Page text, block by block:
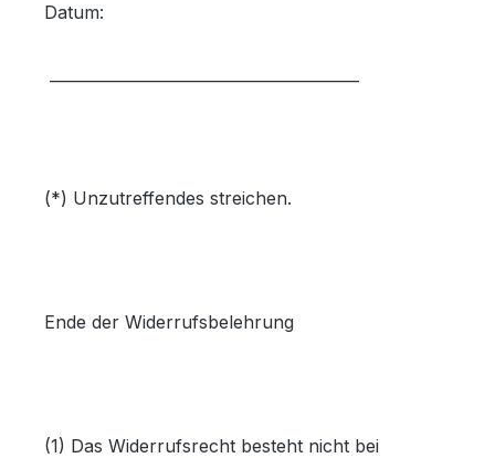
Datum:
(*) Unzutreffendes streichen.
Ende der Widerrufsbelehrung
(1) Das Widerrufsrecht besteht nicht bei